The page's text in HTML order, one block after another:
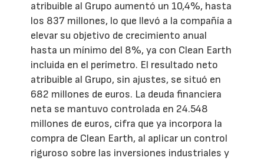
atribuible al Grupo aumentó un 10,4%, hasta
los 837 millones, lo que llevó a la compañía a
elevar su objetivo de crecimiento anual
hasta un mínimo del 8%, ya con Clean Earth
incluida en el perímetro. El resultado neto
atribuible al Grupo, sin ajustes, se situó en
682 millones de euros. La deuda financiera
neta se mantuvo controlada en 24.548
millones de euros, cifra que ya incorpora la
compra de Clean Earth, al aplicar un control
riguroso sobre las inversiones industriales y